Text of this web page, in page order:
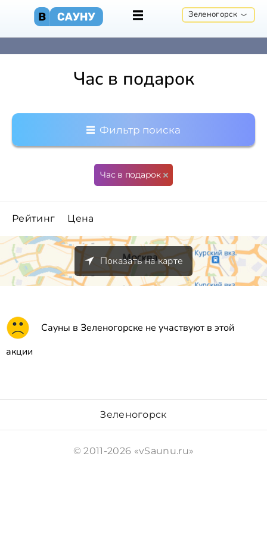
Зеленогорск
Час в подарок
Фильтр поиска
Час в подарок
Рейтинг Цена
Показать на карте
Сауны в Зеленогорске не участвуют в этой
акции
Зеленогорск
© 2011-2026 «vSaunu.ru»